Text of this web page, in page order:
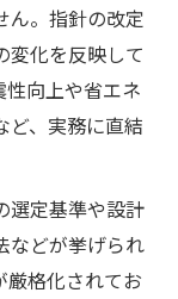
ん。指針の改定
変化を反映して
向上や省エネ
ど、実務に直結
選定基準や設計
などが挙げられ
厳格化されてお